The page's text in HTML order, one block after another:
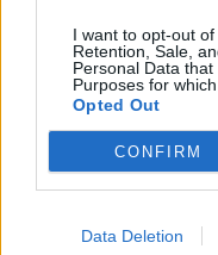
I want to opt-out of
Retention, Sale,
Personal Data
Purposes for
Opted Out
CONFIRM
Data Deletion